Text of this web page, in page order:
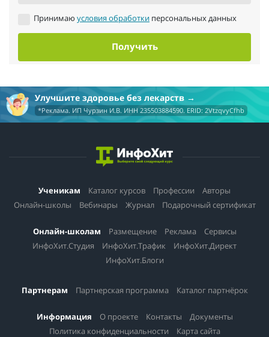
Принимаю условия обработки персональных данных
Получить
Улучшите здоровье без лекарств
*Реклама. ИП Чурзин И.В. ИНН 235503884590. ERID: 2VtzqvyCfhb
Ученикам Каталог курсов Профессии
Авторы
Онлайн-школы
Вебинары Журнал Подарочный сертификат
Онлайн-школам Размещение Реклама
Сервисы
ИнфоХит.Студия
ИнфоХит.Трафик
ИнфоХит.Директ
ИнфоХит.Блоги
Партнерам Партнерская программа Каталог партнёрок
Информация О проекте Контакты
Документы
Политика конфиденциальности
Карта сайта